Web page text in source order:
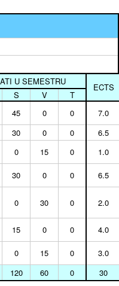
U SEMESTRU
ECTS
S V T
45 0 0
7.0
30 0 0
6.5
0 15 0 1.0
30 0 0 6.5
0 30 0 2.0
15 0 0 4.0
0 15 0
3.0
120 60 0 30